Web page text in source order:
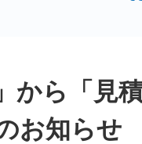
から「見
お知らせ